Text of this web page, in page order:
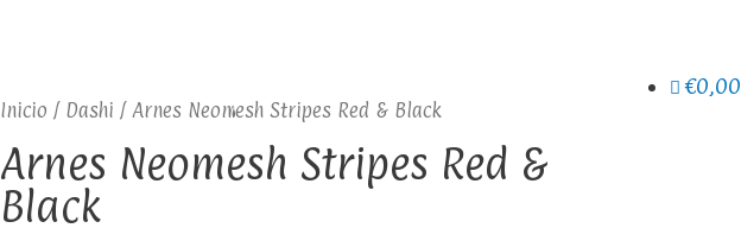
€0,00
Inicio / Dashi / Arnes Neomesh Stripes Red & Black
Arnes Neomesh Stripes Red &
Black